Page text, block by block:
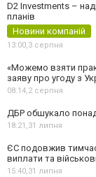
D2 Investments –
планів
Новини компаній
13:00,3 серпня
«Можемо взяти
заяву про угоду з
08:14,2 серпня
ДБР обшукало понад
18:21,31 липня
ЄС подовжив
виплати та
15:40,31 липня